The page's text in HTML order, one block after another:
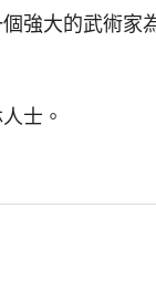
強大的武術家
士。